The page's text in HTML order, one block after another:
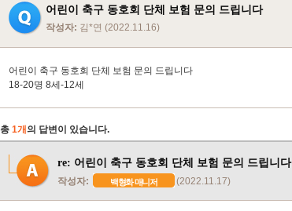
어린이 축구 동호회 단체 보험 문의 드립니다
작성자: 김*연 (2022.11.16)
어린이 축구 동호회 단체 보험 문의 드립니다
18-20명 8세-12세
총 1개의 답변이 있습니다.
re: 어린이 축구 동호회 단체 보험 문의 드립니다
작성자: 백형화 매니저 (2022.11.17)